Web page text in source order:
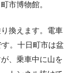
市博物館。
換えます。電車
。十日町市は盆
、乗車中に山を